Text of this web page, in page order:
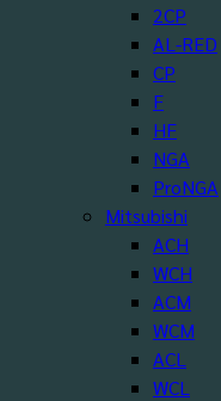
2CP
AL-RED
CP
F
HF
NGA
ProNGA
Mitsubishi
ACH
WCH
ACM
WCM
ACL
WCL